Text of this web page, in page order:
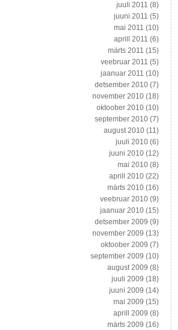
juuli 2011 (8)
juuni 2011 (5)
mai 2011 (10)
aprill 2011 (6)
märts 2011 (15)
veebruar 2011 (5)
jaanuar 2011 (10)
detsember 2010 (7)
november 2010 (18)
oktoober 2010 (10)
september 2010 (7)
august 2010 (11)
juuli 2010 (6)
juuni 2010 (12)
mai 2010 (8)
aprill 2010 (22)
märts 2010 (16)
veebruar 2010 (9)
jaanuar 2010 (15)
detsember 2009 (9)
november 2009 (13)
oktoober 2009 (7)
september 2009 (10)
august 2009 (8)
juuli 2009 (18)
juuni 2009 (14)
mai 2009 (15)
aprill 2009 (8)
märts 2009 (16)